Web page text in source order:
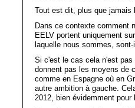
Tout est dit, plus que jamais
Dans ce contexte comment
EELV portent uniquement
laquelle nous sommes,
Si c'est le cas cela n'est
donnent pas les moyens de
comme en Espagne où en
autre ambition à gauche.
2012, bien évidemment